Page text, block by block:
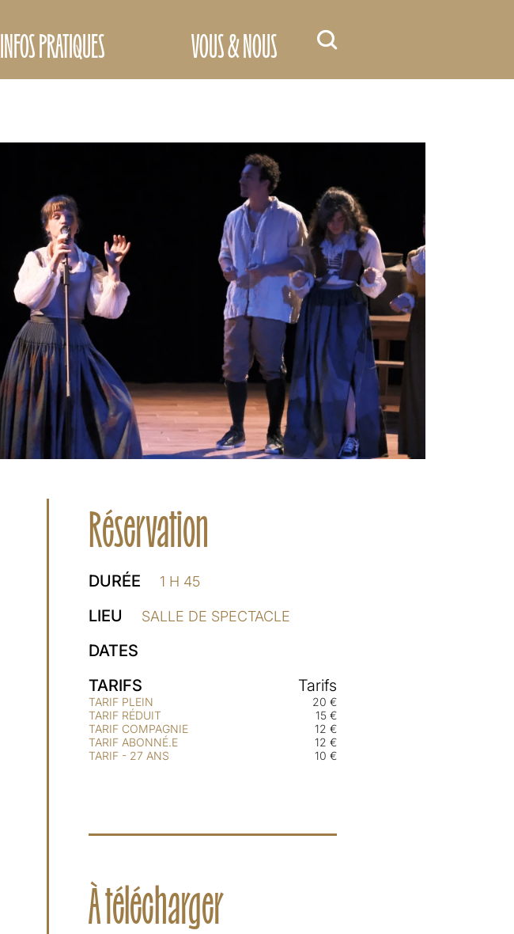
INFOS PRATIQUES VOUS & NOUS
Réservation
DURÉE 1 H 45
LIEU SALLE DE SPECTACLE
DATES
TARIFS
Tarifs
TARIF PLEIN
20 €
TARIF RÉDUIT
15 €
TARIF COMPAGNIE
12 €
TARIF ABONNÉ.E
12 €
TARIF - 27 ANS
10 €
À télécharger